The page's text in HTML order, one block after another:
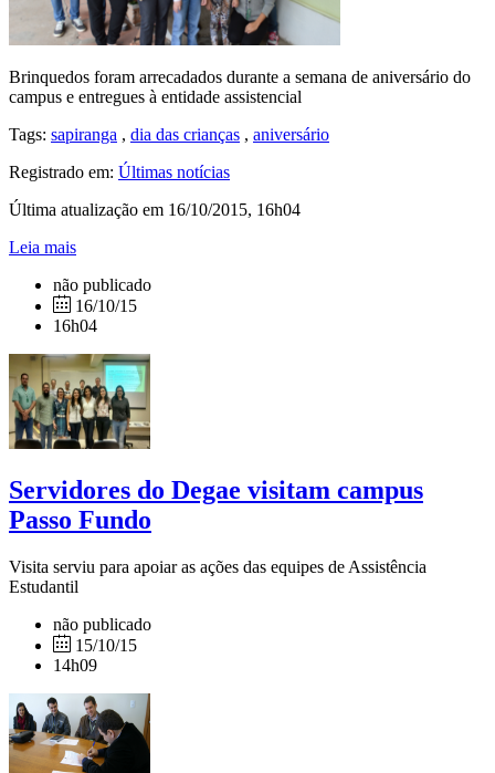
Brinquedos foram arrecadados durante a semana de aniversário do
campus e entregues à entidade assistencial
Tags: sapiranga , dia das crianças , aniversário
Registrado em: Últimas notícias
Última atualização em 16/10/2015, 16h04
Leia mais
não publicado
16/10/15
16h04
Servidores do Degae visitam campus
Passo Fundo
Visita serviu para apoiar as ações das equipes de Assistência
Estudantil
não publicado
15/10/15
14h09